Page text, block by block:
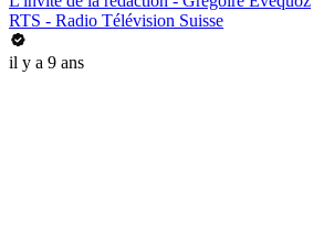
RTS - Radio Télévision Suisse
il y a 9 ans